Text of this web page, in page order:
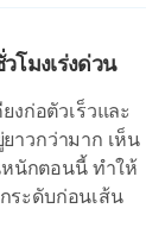
โมงเร่งด่วน
ก่อตัวเร็วและ
าวกว่ามาก เห็น
นักตอนนี้ ทำให้
ระดับก่อนเส้น